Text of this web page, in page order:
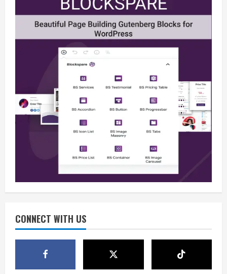
CONNECT WITH US
Berita
BMP Kecam Aksi KNPB, Serukan
Persatuan Demi Papua yang Kondusif
August 6, 2026
3
Perang Algoritma AI Makin Kompleks,
Digital
August 6, 2026
Pemerintah Perkuat Ekosistem Media
Digital Nasional Hadapi Perang